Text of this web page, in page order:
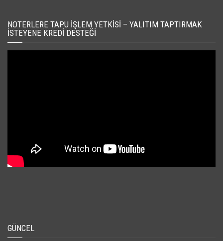
NOTERLERE TAPU İŞLEM YETKISI – YALITIM TAPTIRMAK
İSTEYENE KREDI DESTEĞI
GÜNCEL